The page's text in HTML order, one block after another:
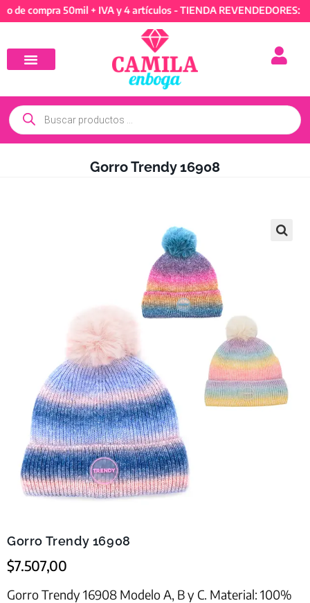
compra 50mil + IVA y 4 artículos - TIENDA REVENDEDORES:
Gorro Trendy 16908
Gorro Trendy 16908
$7.507,00
Gorro Trendy 16908 Modelo A, B y C. Material: 100%